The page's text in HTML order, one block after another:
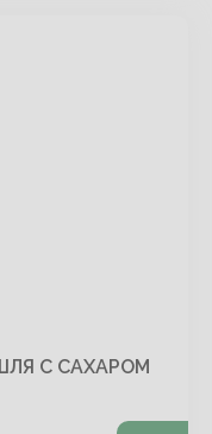
С САХАРОМ